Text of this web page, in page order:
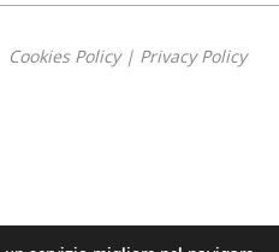
Cookies Policy| Privacy Policy